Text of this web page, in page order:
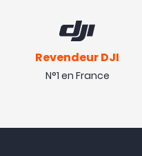
Revendeur DJI
N°1 en France